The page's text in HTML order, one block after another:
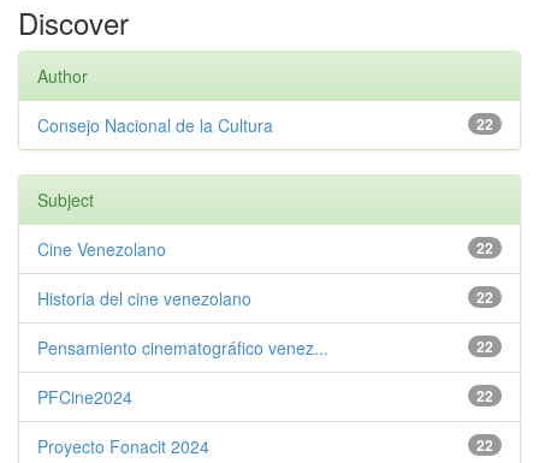
Discover
Author
22
Consejo Nacional de la Cultura
Subject
22
Cine Venezolano
22
Historia del cine venezolano
22
Pensamiento cinematográfico venez...
22
PFCine2024
22
Proyecto Fonacit 2024